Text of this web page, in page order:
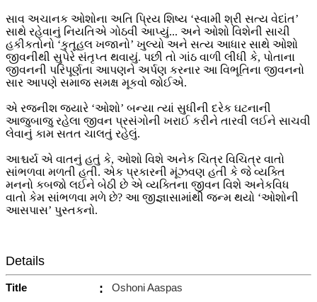
સાવ અચાનક ઓશોના અતિ પ્રિય શિષ્ય ‘સ્વામી શ્રી સત્ય વેદાંત’
સાથે રહેવાનું નિયતિએ ગોઠવી આપ્યું... અને ઓશો વિશેની સાચી
હકીકતોનો ‘કુતૂહલ ખજાનો’ ખુલ્યો અને સત્ય આધાર સાથે ઓશો
જીવનીથી સુપેરે સંતૃપ્ત થવાયું. પછી તો ગાંઠ વાળી લીધી કે, પોતાના
જીવનની પરિપૂર્ણતા આપણને અર્પણ કરનાર આ વિભૂતિના જીવનનો
સાર આપણે સમાજ સમક્ષ મૂકવો જોઈએ.
એ રજનીશ જ્યારે ‘ઓશો’ બન્યા ત્યાં સુધીની દરેક ઘટનાની
આજુબાજુ રહેલા જીવન પ્રસંગોની ખરાઈ કરીને તારવી લઈને સાચવી
લેવાનું કામ સતત ચાલતું રહેલું.
આશ્ચર્ય એ વાતનું હતું કે, ઓશો વિશે અનેક ચિત્ર વિચિત્ર વાતો
સાંભળવા મળતી હતી. એક પ્રકારની મૂંઝવણ હતી કે જે વ્યક્તિ
મનનો કબજો લઈને બેઠી છે એ વ્યક્તિના જીવન વિશે અનેકવિધ
વાતો કેમ સાંભળવા મળે છે? આ જીજ્ઞાસામાંથી જન્મ થયો ‘ઓશોની
આસપાસ’ પુસ્તકનો.
Details
Title :
Oshoni Aaspas